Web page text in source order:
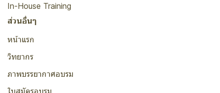
In-House Training
ส่วนอื่นๆ
หน้าแรก
วิทยากร
ภาพบรรยากาศอบรม
ใบสมัครอบรม